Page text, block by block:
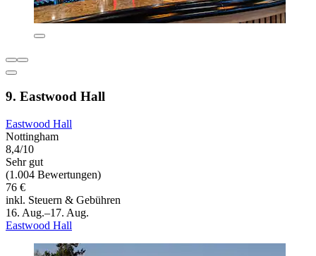
9. Eastwood Hall
Eastwood Hall
Nottingham
8,4/10
Sehr gut
(1.004 Bewertungen)
76 €
inkl. Steuern & Gebühren
16. Aug.–17. Aug.
Eastwood Hall